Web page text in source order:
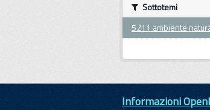
Sottotemi
5211 ambiente
Informazioni